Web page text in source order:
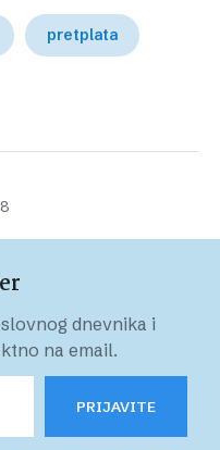
pretplata
dnevnika i
na email.
PRIJAVITE